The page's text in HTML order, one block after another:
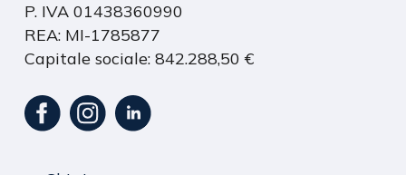
P. IVA 01438360990
REA: MI-1785877
Capitale sociale: 842.288,50 €